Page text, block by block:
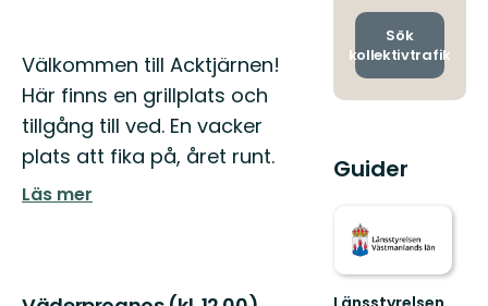
Beskrivning
Välkommen till Acktjärnen!
Här finns en grillplats och
tillgång till ved. En vacker
plats att fika på, året runt.
Läs mer
och
Sök
kollektivtrafik
Guider